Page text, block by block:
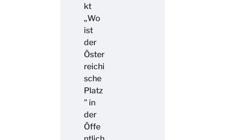
kt
„Wo
ist
der
Öster
reichi
sche
Platz
" in
der
Öffe